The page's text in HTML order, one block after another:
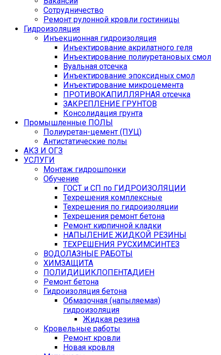
Сотрудничество
Ремонт рулонной кровли гостиницы
Гидроизоляция
Инъекционная гидроизоляция
Инъектирование акрилатного геля
Инъектирование полиуретановых смол
Вуальная отсечка
Инъектирование эпоксидных смол
Инъектирование микроцемента
ПРОТИВОКАПИЛЛЯРНАЯ отсечка
ЗАКРЕПЛЕНИЕ ГРУНТОВ
Консолидация грунта
Промышленные ПОЛЫ
Полиуретан-цемент (ПУЦ)
Антистатические полы
АКЗ И ОГЗ
УСЛУГИ
Монтаж гидрошпонки
Обучение
ГОСТ и СП по ГИДРОИЗОЛЯЦИИ
Техрешения комплексные
Техрешения по гидроизоляции
Техрешения ремонт бетона
Ремонт кирпичной кладки
НАПЫЛЕНИЕ ЖИДКОЙ РЕЗИНЫ
ТЕХРЕШЕНИЯ РУСХИМСИНТЕЗ
ВОДОЛАЗНЫЕ РАБОТЫ
ХИМЗАЩИТА
ПОЛИДИЦИКЛОПЕНТАДИЕН
Ремонт бетона
Гидроизоляция бетона
Обмазочная (напыляемая)
гидроизоляция
Жидкая резина
Кровельные работы
Ремонт кровли
Новая кровля